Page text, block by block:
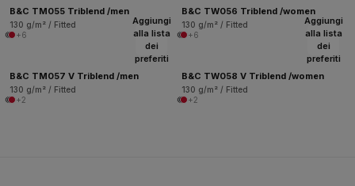
B&C TM055 Triblend /men
130 g/m² / Fitted
+6
B&C TW056 Triblend /women
130 g/m² / Fitted
+6
Aggiungi
alla lista
dei
preferiti
B&C TM057 V Triblend /men
130 g/m² / Fitted
+2
Aggiungi
alla lista
dei
preferiti
B&C TW058 V Triblend /women
130 g/m² / Fitted
+2